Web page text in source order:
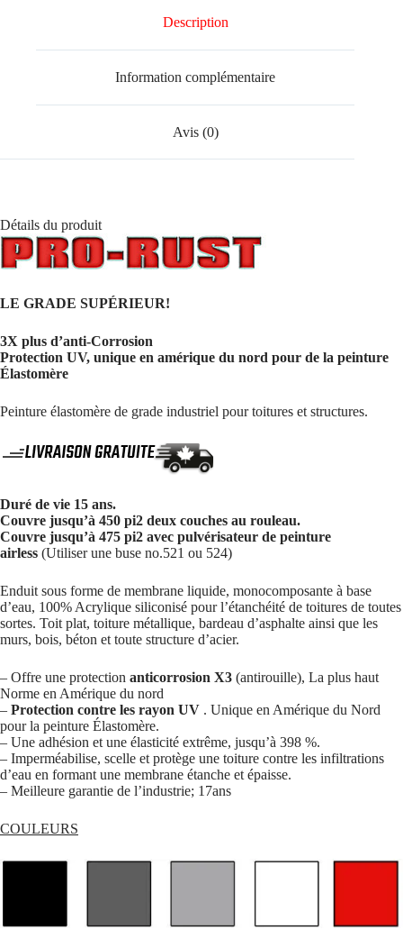
Description
Information complémentaire
Avis (0)
Détails du produit
LE GRADE SUPÉRIEUR!
3X plus d’anti-Corrosion
Protection UV, unique en amérique du nord pour de la peinture
Élastomère
Peinture élastomère de grade industriel pour toitures et structures.
Duré de vie 15 ans.
Couvre jusqu’à 450 pi2 deux couches au rouleau.
Couvre jusqu’à 475 pi2 avec pulvérisateur de peinture
airless (Utiliser une buse no.521 ou 524)
Enduit sous forme de membrane liquide, monocomposante à base
d’eau, 100% Acrylique siliconisé pour l’étanchéité de toitures de toutes
sortes. Toit plat, toiture métallique, bardeau d’asphalte ainsi que les
murs, bois, béton et toute structure d’acier.
– Offre une protection anticorrosion X3 (antirouille), La plus haut
Norme en Amérique du nord
– Protection contre les rayon UV . Unique en Amérique du Nord
pour la peinture Élastomère.
– Une adhésion et une élasticité extrême, jusqu’à 398 %.
– Imperméabilise, scelle et protège une toiture contre les infiltrations
d’eau en formant une membrane étanche et épaisse.
– Meilleure garantie de l’industrie; 17ans
COULEURS